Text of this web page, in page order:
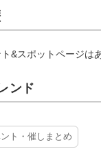
&スポットページは
ンド
ト・催しまとめ